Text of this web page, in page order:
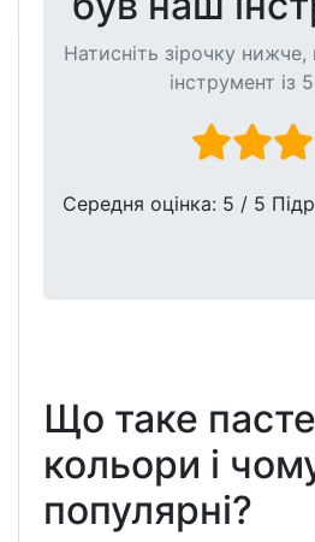
Натисніть зірочку
інструмент із
Середня оцінка: 5 / 5
Що таке
кольори і
популярні?